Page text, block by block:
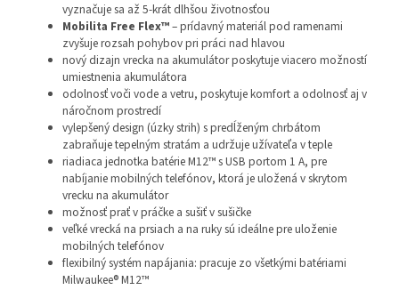
vyznačuje sa až 5-krát dlhšou životnosťou
Mobilita Free Flex™– prídavný materiál pod ramenami
zvyšuje rozsah pohybov pri práci nad hlavou
nový dizajn vrecka na akumulátor poskytuje viacero možností
umiestnenia akumulátora
odolnosť voči vode a vetru, poskytuje komfort a odolnosť aj v
náročnom prostredí
vylepšený design (úzky strih) s predĺženým chrbátom
zabraňuje tepelným stratám a udržuje užívateľa v teple
riadiaca jednotka batérie M12™ s USB portom 1 A, pre
nabíjanie mobilných telefónov, ktorá je uložená v skrytom
vrecku na akumulátor
možnosť prať v práčke a sušiť v sušičke
veľké vrecká na prsiach a na ruky sú ideálne pre uloženie
mobilných telefónov
flexibilný systém napájania: pracuje zo všetkými batériami
Milwaukee® M12™